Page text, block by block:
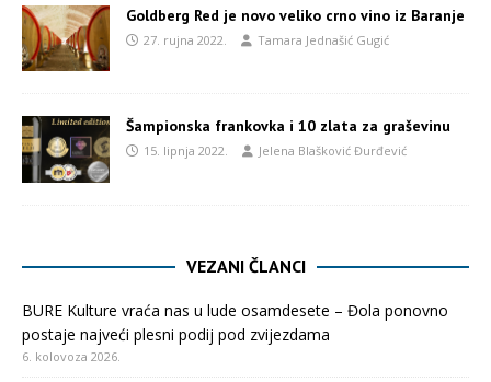
Goldberg Red je novo veliko crno vino iz Baranje
27. rujna 2022. Tamara Jednašić Gugić
Šampionska frankovka i 10 zlata za graševinu
15. lipnja 2022. Jelena Blašković Đurđević
VEZANI ČLANCI
BURE Kulture vraća nas u lude osamdesete – Đola ponovno
postaje najveći plesni podij pod zvijezdama
6. kolovoza 2026.